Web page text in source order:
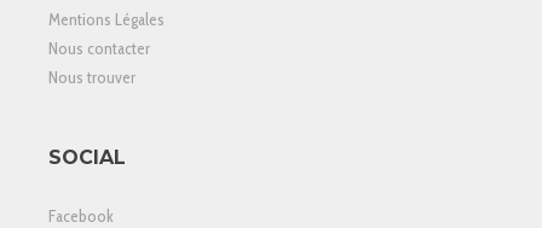
Mentions Légales
Nous contacter
Nous trouver
SOCIAL
Facebook